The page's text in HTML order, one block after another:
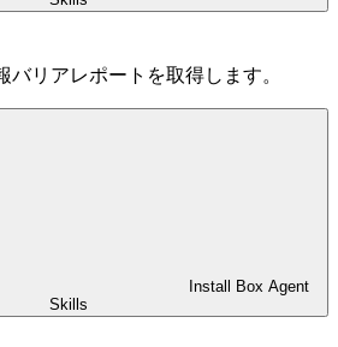
バリアレポートを取得します。
Install Box Agent
Skills